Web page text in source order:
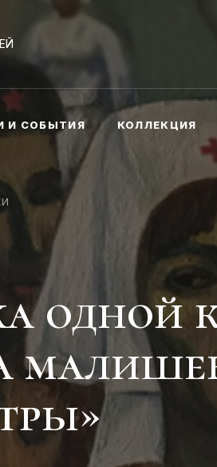
И СОБЫТИЯ КОЛЛЕКЦИЯ
одной